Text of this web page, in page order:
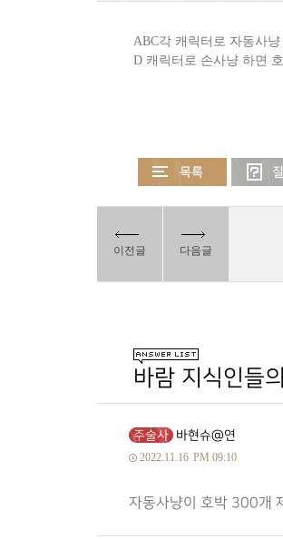
ABC각 캐릭터로 자동사
D 캐릭터로 손사냥 하면
이전글 다음글
바람 지식인들
주술사 바현슈@연
2022.11.16 PM 09:10
자동사냥이 호박 300개